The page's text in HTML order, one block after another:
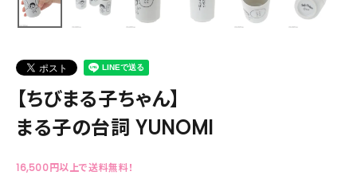
【ちびまる子ちゃん】
まる子の台詞 YUNOMI
16,500円以上で送料無料！